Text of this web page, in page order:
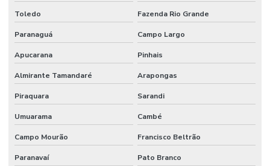
Laudo técnico de inspeção predial
Laudo técnico de obra
Laudo técnico predial
Laudo técnico de vistoria
Laudo técnico de vistoria engenharia civil
Laudo de vistoria cautelar imóvel
Laudo de vistoria de imóvel
Toledo Fazenda Rio Grande
Paranaguá Campo Largo
Apucarana Pinhais
Almirante Tamandaré Arapongas
Piraquara Sarandi
Umuarama Cambé
Campo Mourão Francisco Beltrão
Paranavaí Pato Branco